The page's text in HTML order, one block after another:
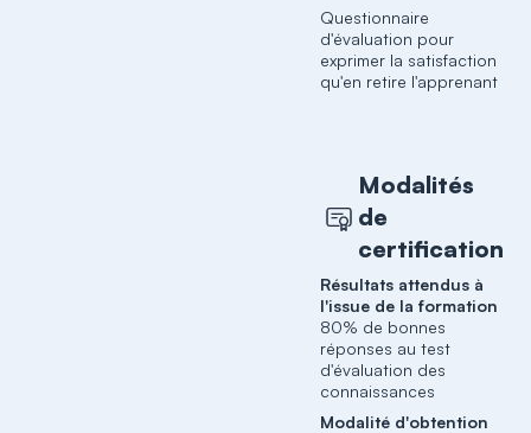
Questionnaire
d'évaluation pour
exprimer la satisfaction
qu'en retire l'apprenant
Modalités
de
certification
Résultats attendus à
l'issue de la formation
80% de bonnes
réponses au test
d'évaluation des
connaissances
Modalité d'obtention